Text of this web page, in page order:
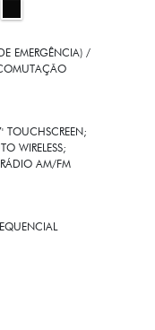
EMERGÊNCIA) /
TOUCHSCREEN;
WIRELESS;
AM/FM